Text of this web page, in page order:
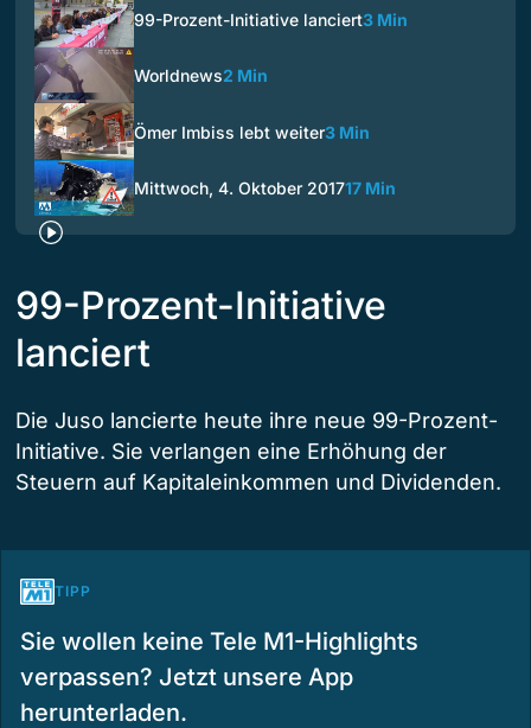
99-Prozent-Initiative lanciert3 Min
Worldnews2 Min
Ömer Imbiss lebt weiter3 Min
Mittwoch, 4. Oktober 201717 Min
99-Prozent-Initiative
lanciert
Die Juso lancierte heute ihre neue 99-Prozent-
Initiative. Sie verlangen eine Erhöhung der
Steuern auf Kapitaleinkommen und Dividenden.
TIPP
Sie wollen keine Tele M1-Highlights
verpassen? Jetzt unsere App
herunterladen.